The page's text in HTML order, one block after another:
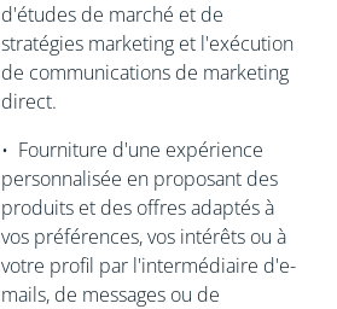
d'études de marché et de
stratégies marketing et l'exécution
de communications de marketing
direct.
• Fourniture d'une expérience
personnalisée en proposant des
produits et des offres adaptés à
vos préférences, vos intérêts ou à
votre profil par l'intermédiaire d'e-
mails, de messages ou de